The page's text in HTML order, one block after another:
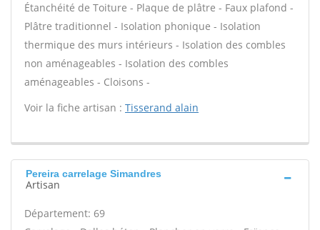
Étanchéité de Toiture - Plaque de plâtre - Faux plafond -
Plâtre traditionnel - Isolation phonique - Isolation
thermique des murs intérieurs - Isolation des combles
non aménageables - Isolation des combles
aménageables - Cloisons -
Voir la fiche artisan : Tisserand alain
Pereira carrelage Simandres
Artisan
Département: 69